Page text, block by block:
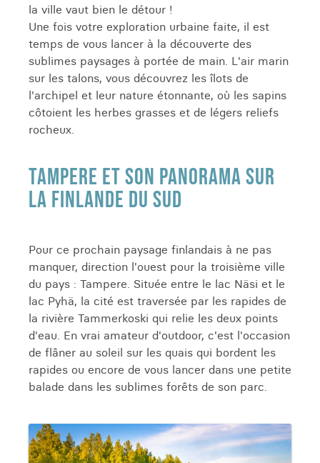
la ville vaut bien le détour !
Une fois votre exploration urbaine faite, il est
temps de vous lancer à la découverte des
sublimes paysages à portée de main. L'air marin
sur les talons, vous découvrez les îlots de
l'archipel et leur nature étonnante, où les sapins
côtoient les herbes grasses et de légers reliefs
rocheux.
TAMPERE ET SON PANORAMA SUR
LA FINLANDE DU SUD
Pour ce prochain paysage finlandais à ne pas
manquer, direction l'ouest pour la troisième ville
du pays : Tampere. Située entre le lac Näsi et le
lac Pyhä, la cité est traversée par les rapides de
la rivière Tammerkoski qui relie les deux points
d'eau. En vrai amateur d'outdoor, c'est l'occasion
de flâner au soleil sur les quais qui bordent les
rapides ou encore de vous lancer dans une petite
balade dans les sublimes forêts de son parc.